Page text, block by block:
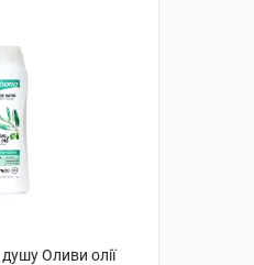
Оливи олії